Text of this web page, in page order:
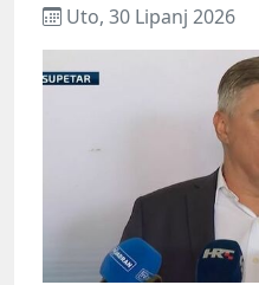
Uto, 30 Lipanj 2026